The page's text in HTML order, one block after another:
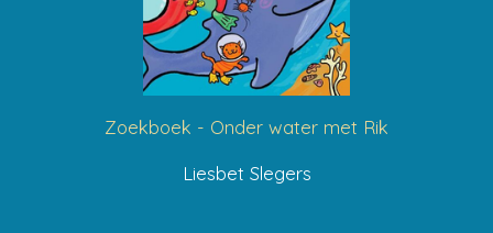
Zoekboek - Onder water met Rik
Liesbet Slegers